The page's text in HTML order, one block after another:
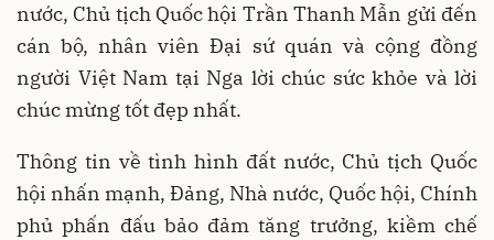
nước, Chủ tịch Quốc hội Trần Thanh Mẫn gửi đến
cán bộ, nhân viên Đại sứ quán và cộng đồng
người Việt Nam tại Nga lời chúc sức khỏe và lời
chúc mừng tốt đẹp nhất.
Thông tin về tình hình đất nước, Chủ tịch Quốc
hội nhấn mạnh, Đảng, Nhà nước, Quốc hội, Chính
phủ phấn đấu bảo đảm tăng trưởng, kiềm chế